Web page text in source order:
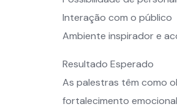
Interação com o público
Ambiente inspirador e
Resultado Esperado
As palestras têm como
fortalecimento